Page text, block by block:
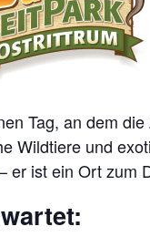
Tag, an dem
Wildtiere und
er ist ein Ort zum